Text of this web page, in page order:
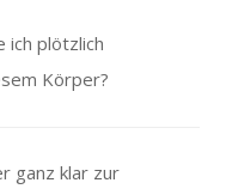
ich plötzlich
Körper?
ganz klar zur